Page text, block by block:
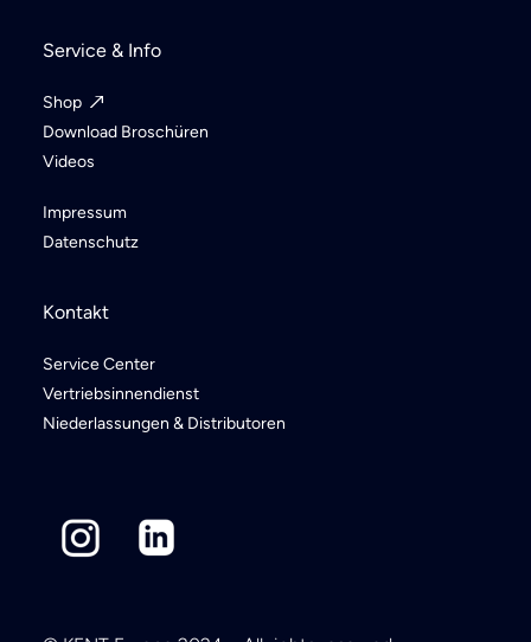
Service & Info
Shop
Download Broschüren
Videos
Impressum
Datenschutz
Kontakt
Service Center
Vertriebsinnendienst
Niederlassungen & Distributoren